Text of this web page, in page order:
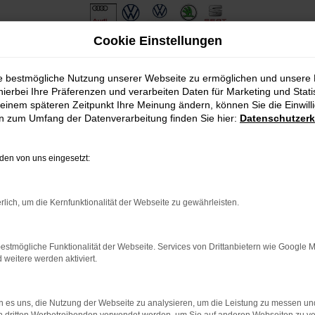
bestimmter Seiten verhindern. Funktioniert die Seite in
dem neuesten Stand sind.
kann auch dazu führen, dass bestimmte Funktionen nicht
Cookie Einstellungen
bestmögliche Nutzung unserer Webseite zu ermöglichen und unsere
Ihre Präferenzen und verarbeiten Daten für Marketing und
späteren Zeitpunkt Ihre Meinung ändern, können Sie die
zum Umfang der Datenverarbeitung finden Sie hier:
von uns eingesetzt:
um die Kernfunktionalität der Webseite zu gewährleisten.
Funktionalität der Webseite. Services von Drittanbietern wie Google
weitere werden aktiviert.
es uns, die Nutzung der Webseite zu analysieren, um die Leistung zu messen